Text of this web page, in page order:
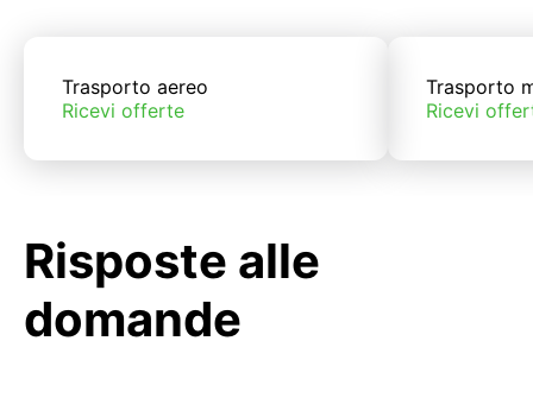
Trasporto aereo
Ricevi offerte
Trasporto
Ricevi
Risposte alle
domande